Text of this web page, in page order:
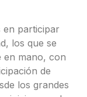
en participar
los que se
en mano, con
de
los grandes